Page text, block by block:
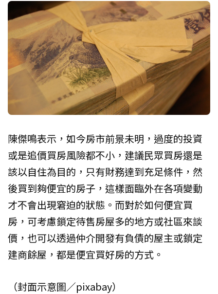
陳傑鳴表示，如今房市前景未明，過度的投資
或是追價買房風險都不小，建議民眾買房還是
該以自住為目的，只有財務達到充足條件，然
後買到夠便宜的房子，這樣面臨外在各項變動
才不會出現窘迫的狀態。而對於如何便宜買
房，可考慮鎖定待售房屋多的地方或社區來談
價，也可以透過仲介開發有負債的屋主或鎖定
建商餘屋，都是便宜買好房的方式。
（封面示意圖／pixabay）